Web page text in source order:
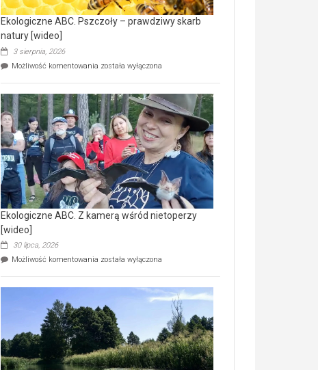
oczyszczalni
ścieków
[wideo]
Ekologiczne ABC. Pszczoły – prawdziwy skarb
natury [wideo]
3 sierpnia, 2026
Możliwość komentowania Ekologiczne
–
prawdziwy
skarb
natury
[wideo]
została wyłączona
Ekologiczne ABC. Z kamerą wśród nietoperzy
[wideo]
30 lipca, 2026
Możliwość komentowania Ekologiczne
wśród
nietoperzy
[wideo]
została wyłączona